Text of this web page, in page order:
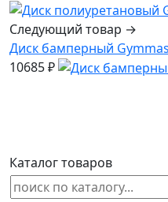
Следующий товар →
Диск бамперный
10685 ₽
Каталог товаров